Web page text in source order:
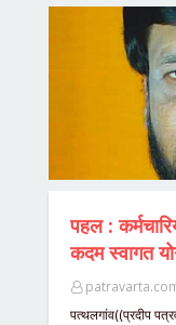
पहल :
कदम स्वागत
पत्थलगांव((प्रदीप